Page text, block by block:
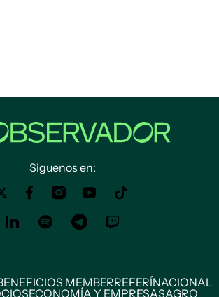
Siguenos en:
MEMBERREFERÍNACIONAL
ECONOMÍA Y EMPRESASAGRO